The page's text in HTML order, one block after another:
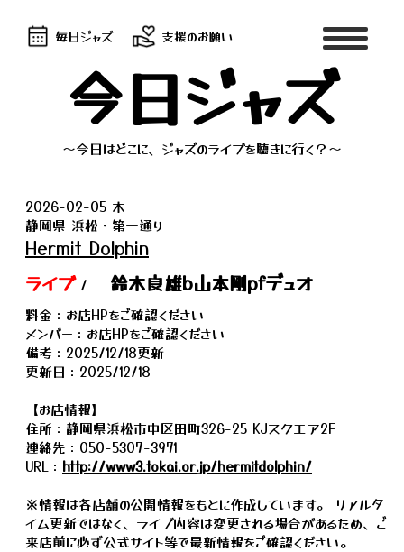
毎日ジャズ 支援のお願い
今日ジャズ
～今日はどこに、ジャズのライブを聴きに行く？～
2026-02-05 木
静岡県 浜松・第一通り
Hermit Dolphin
ライブ/ 鈴木良雄b山本剛pfデュオ
料金：お店HPをご確認ください
メンバー：お店HPをご確認ください
備考：2025/12/18更新
更新日：2025/12/18
【お店情報】
住所：静岡県浜松市中区田町326-25 KJスクエア2F
連絡先：050-5307-3971
URL： http://www3.tokai.or.jp/hermitdolphin/
※情報は各店舗の公開情報をもとに作成しています。 リアルタ
イム更新ではなく、ライブ内容は変更される場合があるため、ご
来店前に必ず公式サイト等で最新情報をご確認ください。